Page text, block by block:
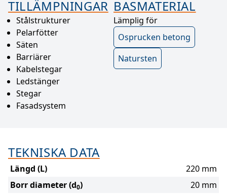
TILLÄMPNINGAR
Stålstrukturer
Pelarfötter
Säten
Barriärer
Kabelstegar
Ledstänger
Stegar
Fasadsystem
BASMATERIAL
Lämplig för
Osprucken betong
Natursten
TEKNISKA DATA
Längd (L)
220 mm
Borr diameter (d0)
20 mm